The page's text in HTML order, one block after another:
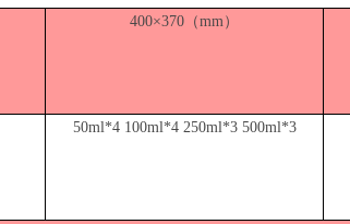
400×370（mm）
50ml*4 100ml*4 250ml*3 500ml*3